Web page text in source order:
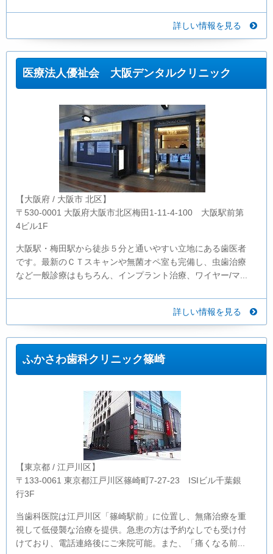
詳しい情報を見る
医療法人優祉会 大阪デンタルクリニック
【大阪府 / 大阪市 北区】
〒530-0001 大阪府大阪市北区梅田1-11-4-100 大阪駅前第
4ビル1F
大阪駅・梅田駅から徒歩５分と通いやすい立地にある歯医者
です。最新のＣＴスキャンや無菌オペ室も完備し、虫歯治療
など一般診療はもちろん、インプラント治療、ワイヤー/マ...
詳しい情報を見る
ふかさわ歯科クリニック篠崎
【東京都 / 江戸川区】
〒133-0061 東京都江戸川区篠崎町7-27-23 ISIビル千葉銀
行3F
当歯科医院は江戸川区「篠崎駅前」に位置し、無痛治療を重
視して低侵襲な治療を提供。急患の方は予約なしでも受け付
けており、電話連絡後にご来院可能。また、「痛くなる前...